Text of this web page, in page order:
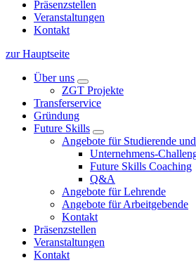
Präsenzstellen
Veranstaltungen
Kontakt
zur Hauptseite
Über uns
ZGT Projekte
Transferservice
Gründung
Future Skills
Angebote für Studierende
Unternehmens-
Future Skills Coaching
Q&A
Angebote für Lehrende
Angebote für Arbeitgebende
Kontakt
Präsenzstellen
Veranstaltungen
Kontakt